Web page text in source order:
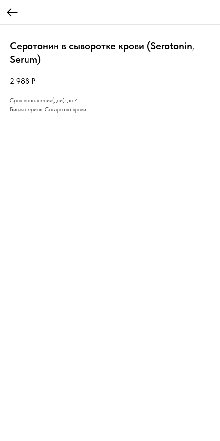
Серотонин в сыворотке крови (Serotonin,
Serum)
2 988 ₽
Срок выполнения(дни): до 4
Биоматериал: Сыворотка крови